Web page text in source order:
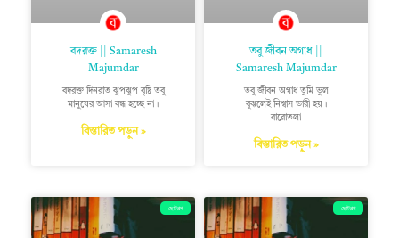
বদরক্ত || Samaresh
Majumdar
বদরক্ত দিনরাত ঝুপঝুপ বৃষ্টি তবু
মানুষের আসা বন্ধ হচ্ছে না।
বিস্তারিত পড়ুন »
তবু জীবন অগাধ ||
Samaresh Majumdar
তবু জীবন অগাধ তুমি ভুল
বুঝলেই নিশ্বাস ভারী হয়।
বারোতলা
বিস্তারিত পড়ুন »
ছোটগল্প ছোটগল্প